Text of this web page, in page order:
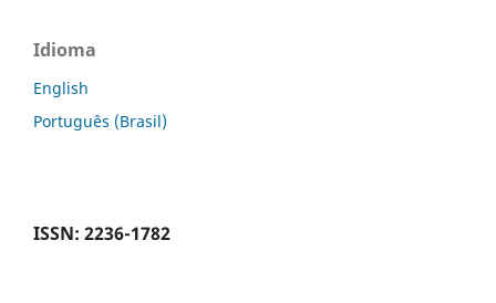
Idioma
English
Português (Brasil)
ISSN: 2236-1782